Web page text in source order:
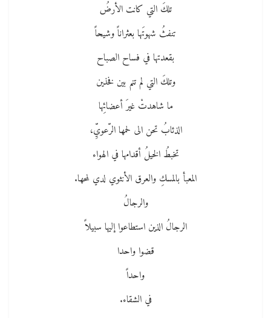
تلكَ التي كانت الأرضُ
تنفثُ شهوتَها بعثراناً وشيحاً
بقعدتها في فساح الصباح
وتلكَ التي لم تنم بين فخذين
ما شاهدتْ غيرَ أعضائِها
الذئابُ تحن الى لحمها الرّعويِّ،
تخبطُ الخيلُ أقدامها في الهواء
المعبأ بالمسكِ والعرق الأنثوي لدي لمحها.
والرجالُ
الرجالُ الذين استطاعوا إليها سبيلاً
قضوا واحدا
واحداً
في الشقاء.